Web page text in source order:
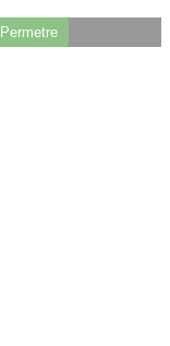
Permetre